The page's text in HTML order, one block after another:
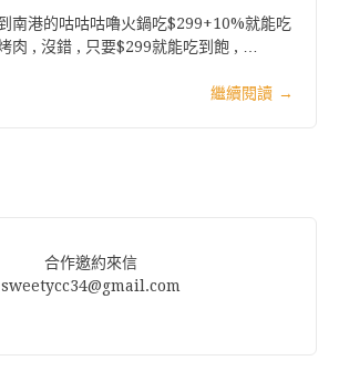
南港的咕咕咕嚕火鍋吃$299+10%就能吃
肉 , 沒錯 , 只要$299就能吃到飽 , …
繼續閱讀 →
合作邀約來信
sweetycc34@gmail.com